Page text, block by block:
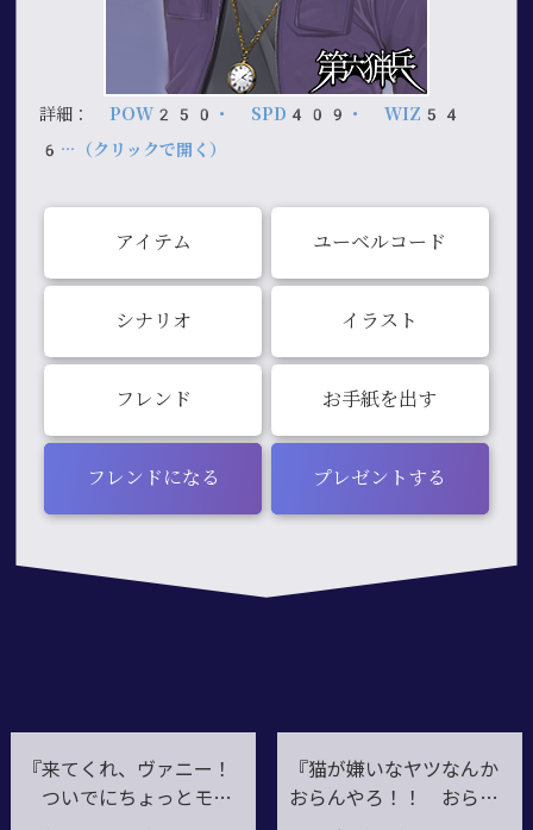
詳細： POW250・ SPD409・ WIZ54
6…（クリックで開く）
アイテム ユーベルコード
シナリオ イラスト
フレンド お手紙を出す
フレンドになる プレゼントする
『来てくれ、ヴァニー！
ついでにちょっとモフ
『猫が嫌いなヤツなんか
おらんやろ！！ おらん